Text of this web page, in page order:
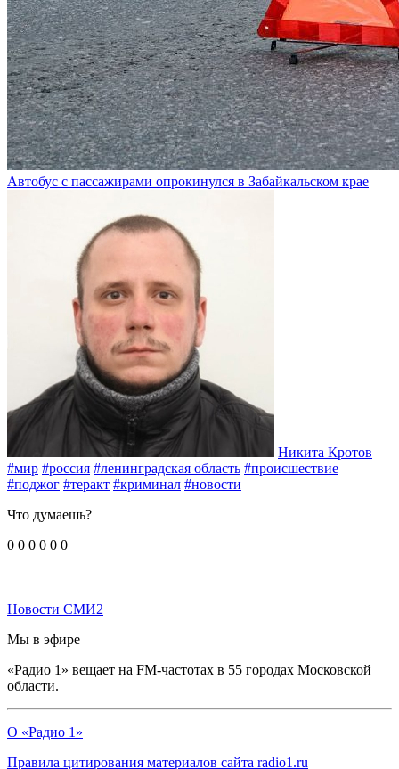
Автобус с пассажирами опрокинулся в Забайкальском крае
Никита Кротов
#мир #россия #ленинградская область #происшествие
#поджог #теракт #криминал #новости
Что думаешь?
0 0 0 0 0 0
Новости СМИ2
Мы в эфире
«Радио 1» вещает на FM-частотах в 55 городах Московской
области.
О «Радио 1»
Правила цитирования материалов сайта radio1.ru